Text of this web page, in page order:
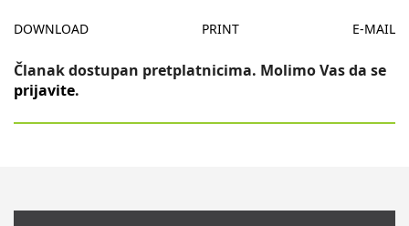
DOWNLOAD PRINT E-MAIL
Članak dostupan pretplatnicima. Molimo Vas da se
prijavite.